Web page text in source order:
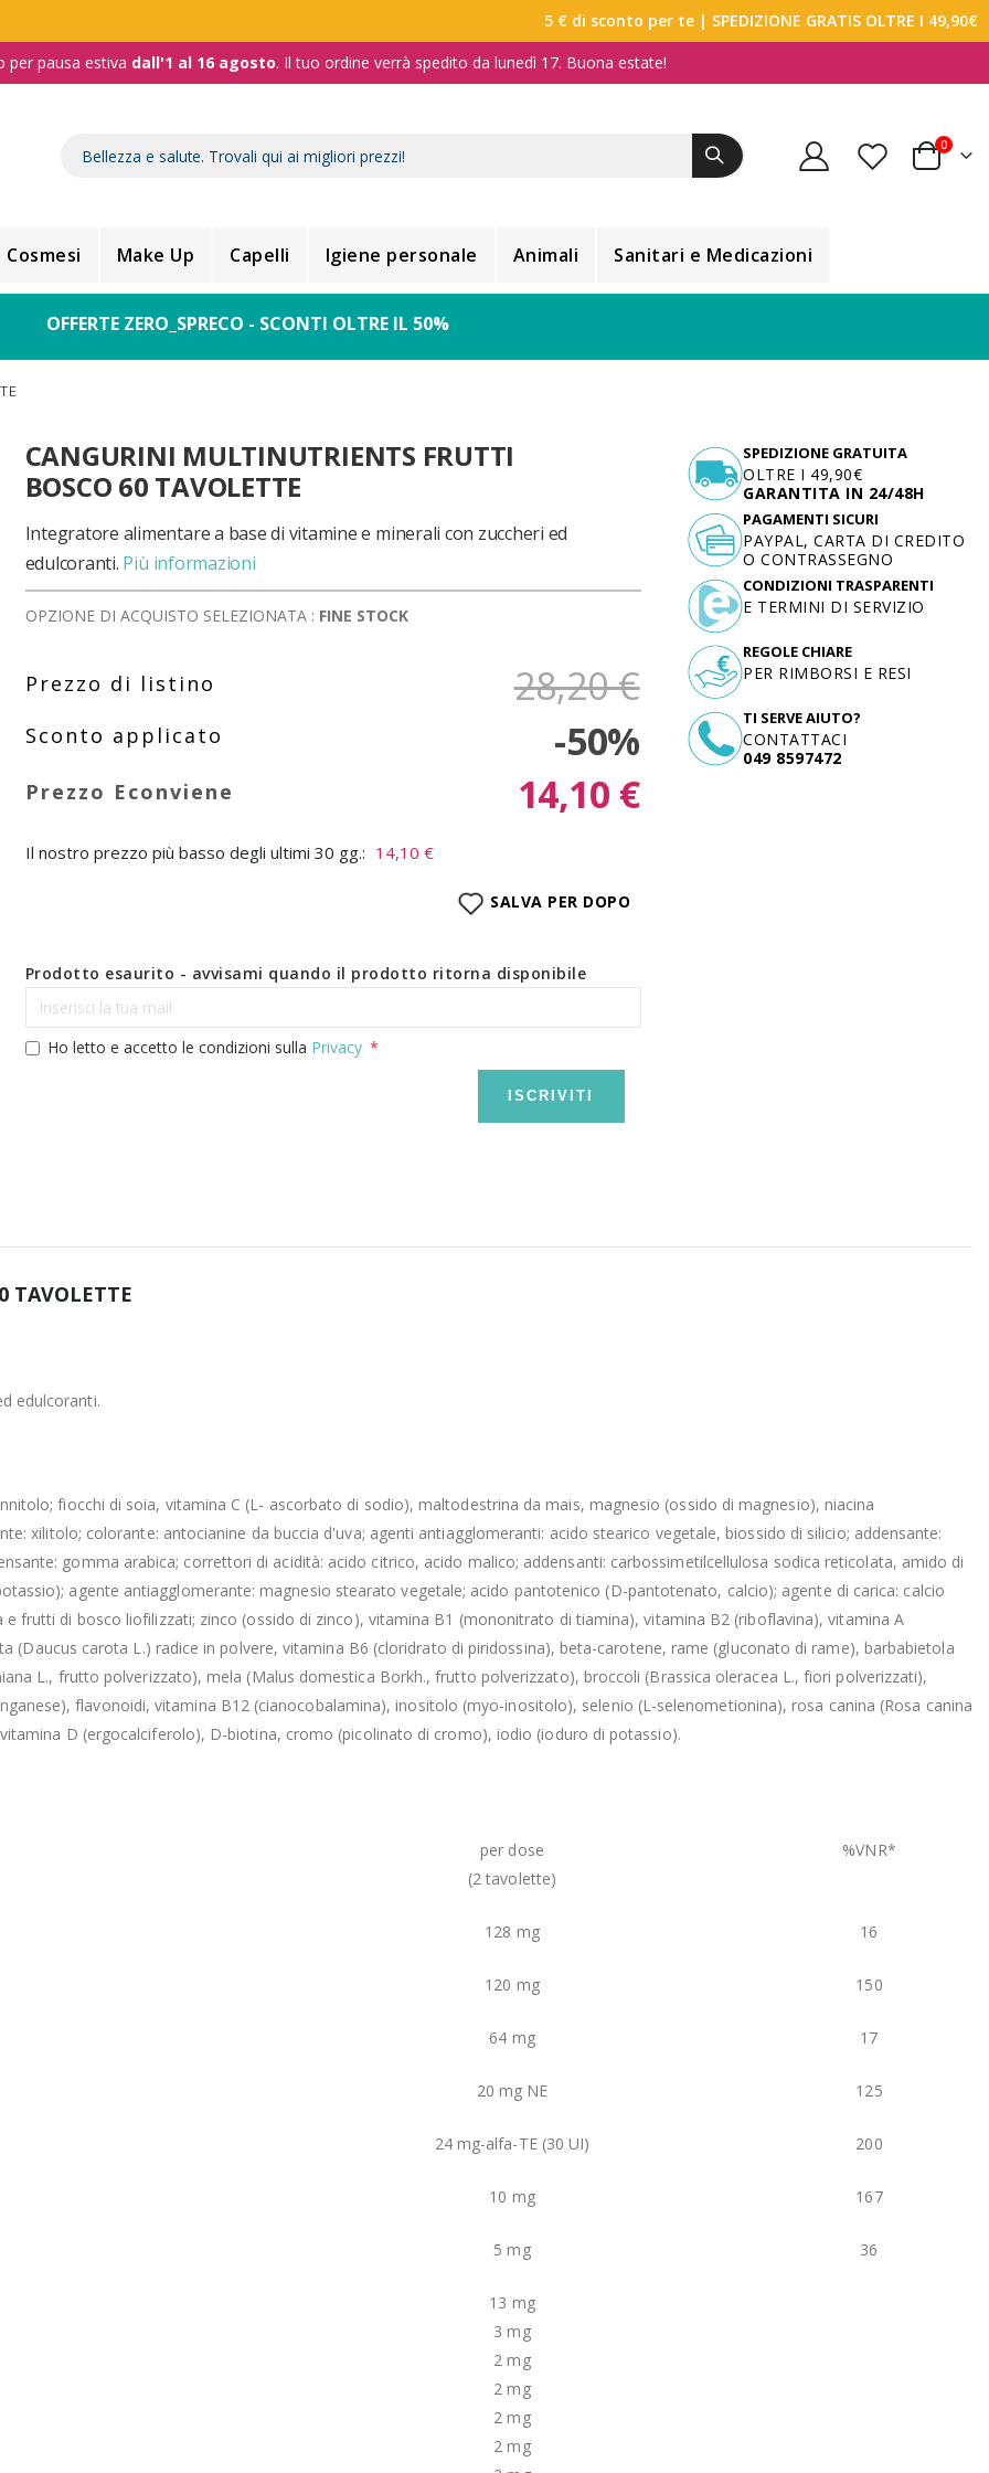
5 € di sconto per te | SPEDIZIONE GRATIS OLTRE I 49,90€
per pausa estiva dall'1 al 16 agosto. Il tuo ordine verrà spedito da lunedì 17. Buona estate!
Carrello
0
Cosmesi Make Up Capelli Igiene personale Animali Sanitari e Medicazioni
OFFERTE ZERO_SPRECO - SCONTI OLTRE IL 50%
CANGURINI MULTINUTRIENTS FRUTTI
BOSCO 60 TAVOLETTE
Integratore alimentare a base di vitamine e minerali con zuccheri ed
edulcoranti. Più informazioni
OPZIONE DI ACQUISTO SELEZIONATA : FINE STOCK
28,20 €
-50%
14,10 €
Il nostro prezzo più basso degli ultimi 30 gg.: 14,10 €
SALVA PER DOPO
Prodotto esaurito - avvisami quando il prodotto ritorna disponibile
Ho letto e accetto le condizioni sulla Privacy
ISCRIVITI
SPEDIZIONE GRATUITA
OLTRE I 49,90€
GARANTITA IN 24/48H
TI SERVE AIUTO?
CONTATTACI
049 8597472
PAGAMENTI SICURI
PAYPAL, CARTA DI CREDITO
O CONTRASSEGNO
CONDIZIONI TRASPARENTI
E TERMINI DI SERVIZIO
REGOLE CHIARE
PER RIMBORSI E RESI
TAVOLETTE
edulcoranti.
fiocchi di soia, vitamina C (L- ascorbato di sodio), maltodestrina da mais, magnesio (ossido di magnesio), niacina
xilitolo; colorante: antocianine da buccia d'uva; agenti antiagglomeranti: acido stearico vegetale, biossido di silicio; addensante:
gomma arabica; correttori di acidità: acido citrico, acido malico; addensanti: carbossimetilcellulosa sodica reticolata, amido di
agente antiagglomerante: magnesio stearato vegetale; acido pantotenico (D-pantotenato, calcio); agente di carica: calcio
frutti di bosco liofilizzati; zinco (ossido di zinco), vitamina B1 (mononitrato di tiamina), vitamina B2 (riboflavina), vitamina A
(Daucus carota L.) radice in polvere, vitamina B6 (cloridrato di piridossina), beta-carotene, rame (gluconato di rame), barbabietola
L., frutto polverizzato), mela (Malus domestica Borkh., frutto polverizzato), broccoli (Brassica oleracea L., fiori polverizzati),
flavonoidi, vitamina B12 (cianocobalamina), inositolo (myo-inositolo), selenio (L-selenometionina), rosa canina (Rosa canina
D (ergocalciferolo), D-biotina, cromo (picolinato di cromo), iodio (ioduro di potassio).
per dose
(2 tavolette)
%VNR*
128 mg 16
120 mg 150
64 mg 17
20 mg NE 125
24 mg-alfa-TE (30 UI) 200
10 mg 167
5 mg 36
13 mg
3 mg
2 mg
2 mg
2 mg
2 mg